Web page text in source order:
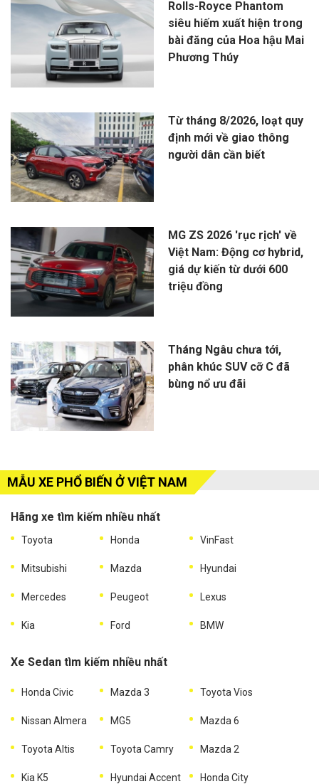
Rolls-Royce Phantom
siêu hiếm xuất hiện trong
bài đăng của Hoa hậu Mai
Phương Thúy
Từ tháng 8/2026, loạt quy
định mới về giao thông
người dân cần biết
MG ZS 2026 'rục rịch' về
Việt Nam: Động cơ hybrid,
giá dự kiến từ dưới 600
triệu đồng
Tháng Ngâu chưa tới,
phân khúc SUV cỡ C đã
bùng nổ ưu đãi
MẪU XE PHỔ BIẾN Ở VIỆT NAM
Hãng xe tìm kiếm nhiều nhất
Toyota Honda VinFast
Mitsubishi Mazda Hyundai
Mercedes Peugeot Lexus
Kia Ford BMW
Xe Sedan tìm kiếm nhiều nhất
Honda Civic Mazda 3 Toyota Vios
Nissan Almera MG5 Mazda 6
Toyota Altis Toyota Camry Mazda 2
Kia K5 Hyundai Accent Honda City